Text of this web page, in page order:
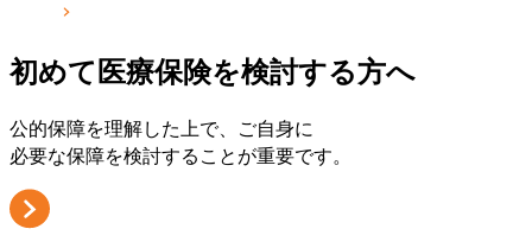
初めて医療保険を検討する方へ
公的保障を理解した上で、ご自身に
必要な保障を検討することが重要です。